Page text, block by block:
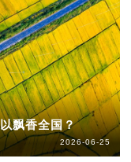
飘香全国？
2026-06-25